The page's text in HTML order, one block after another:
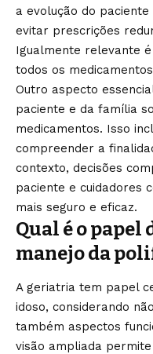
a evolução do
evitar prescrições
Igualmente relevante
todos os
Outro aspecto
paciente e da família
medicamentos. Isso
compreender a
contexto, decisões
paciente e cuidadores
mais seguro e eficaz.
Qual é o
manejo da
A geriatria tem papel
idoso, considerando
também aspectos
visão ampliada